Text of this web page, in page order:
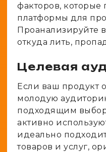
факторов, которые
платформы для
Проанализируйте
откуда лить,
Целевая
Если ваш продукт
молодую
подходящим
активно
идеально
товаров и услуг,